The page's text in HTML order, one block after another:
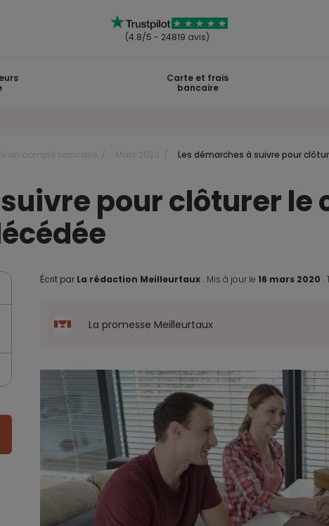
(4.8/5 - 24819 avis)
Carte et frais
bancaire
Les démarches à suivre pour
pour clôturer
Écrit par La rédaction Meilleurtaux . Mis à jour le 16 mars 2020.
La promesse Meilleurtaux